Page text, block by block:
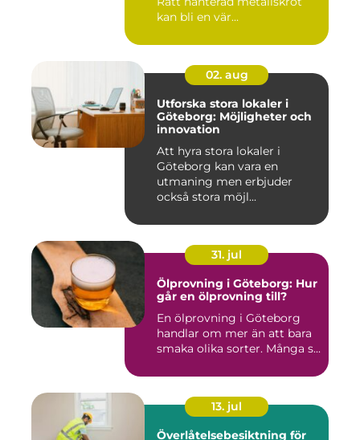
kan bli en vär...
02. aug
Utforska stora lokaler i
Göteborg: Möjligheter och
innovation
Att hyra stora lokaler i
Göteborg kan vara en
utmaning men erbjuder
också stora möjl...
31. jul
Ölprovning i Göteborg: Hur
går en ölprovning till?
En ölprovning i Göteborg
handlar om mer än att bara
smaka olika sorter. Många s...
13. jul
Överlåtelsebesiktning för